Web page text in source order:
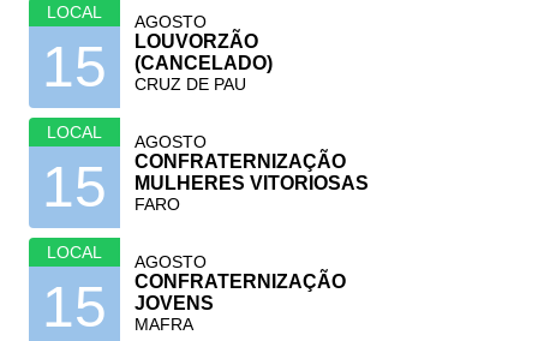
LOCAL
15
AGOSTO
LOUVORZÃO
(CANCELADO)
CRUZ DE PAU
LOCAL
15
AGOSTO
CONFRATERNIZAÇÃO
MULHERES VITORIOSAS
FARO
LOCAL
15
AGOSTO
CONFRATERNIZAÇÃO
JOVENS
MAFRA